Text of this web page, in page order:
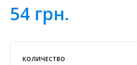
54 грн.
КОЛИЧЕСТВО